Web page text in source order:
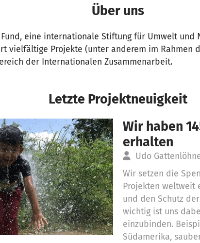
Über uns
eine internationale Stiftung für Umwelt und
vielfältige Projekte (unter anderem im Rahmen
der Internationalen Zusammenarbeit.
Letzte Projektneuigkeit
Wir haben
erhalten
Udo
Wir setzen die
Projekten weltweit
und den Schutz
wichtig ist uns
einzubinden.
Südamerika,